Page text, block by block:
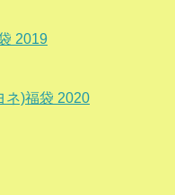
2019
ネ)福袋 2020